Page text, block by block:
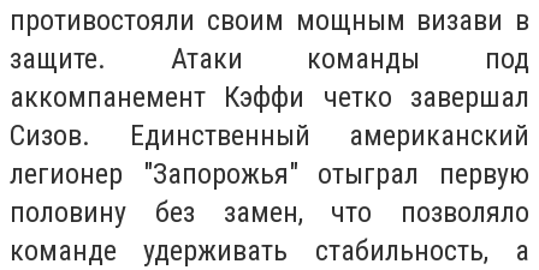
противостояли своим мощным визави в
защите. Атаки команды под
аккомпанемент Кэффи четко завершал
Сизов. Единственный американский
легионер "Запорожья" отыграл первую
половину без замен, что позволяло
команде удерживать стабильность, а